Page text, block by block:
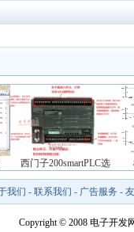
西门子200smartPLC选
我们 - 联系我们 - 广告服务 -
Copyright © 2008 电子开发